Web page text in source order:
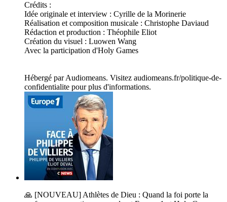
Crédits :
Idée originale et interview : Cyrille de la Morinerie
Réalisation et composition musicale : Christophe Daviaud
Rédaction et production : Théophile Eliot
Création du visuel : Luowen Wang
Avec la participation d'Holy Games
Hébergé par Audiomeans. Visitez audiomeans.fr/politique-de-
confidentialite pour plus d'informations.
🙏 [NOUVEAU] Athlètes de Dieu : Quand la foi porte la